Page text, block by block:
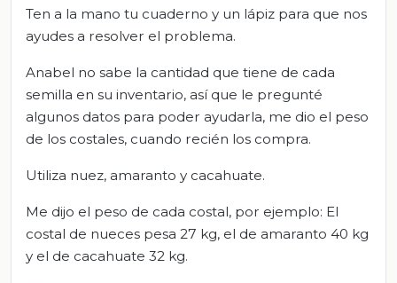
Ten a la mano tu cuaderno y un lápiz para que nos
ayudes a resolver el problema.
Anabel no sabe la cantidad que tiene de cada
semilla en su inventario, así que le pregunté
algunos datos para poder ayudarla, me dio el peso
de los costales, cuando recién los compra.
Utiliza nuez, amaranto y cacahuate.
Me dijo el peso de cada costal, por ejemplo: El
costal de nueces pesa 27 kg, el de amaranto 40 kg
y el de cacahuate 32 kg.